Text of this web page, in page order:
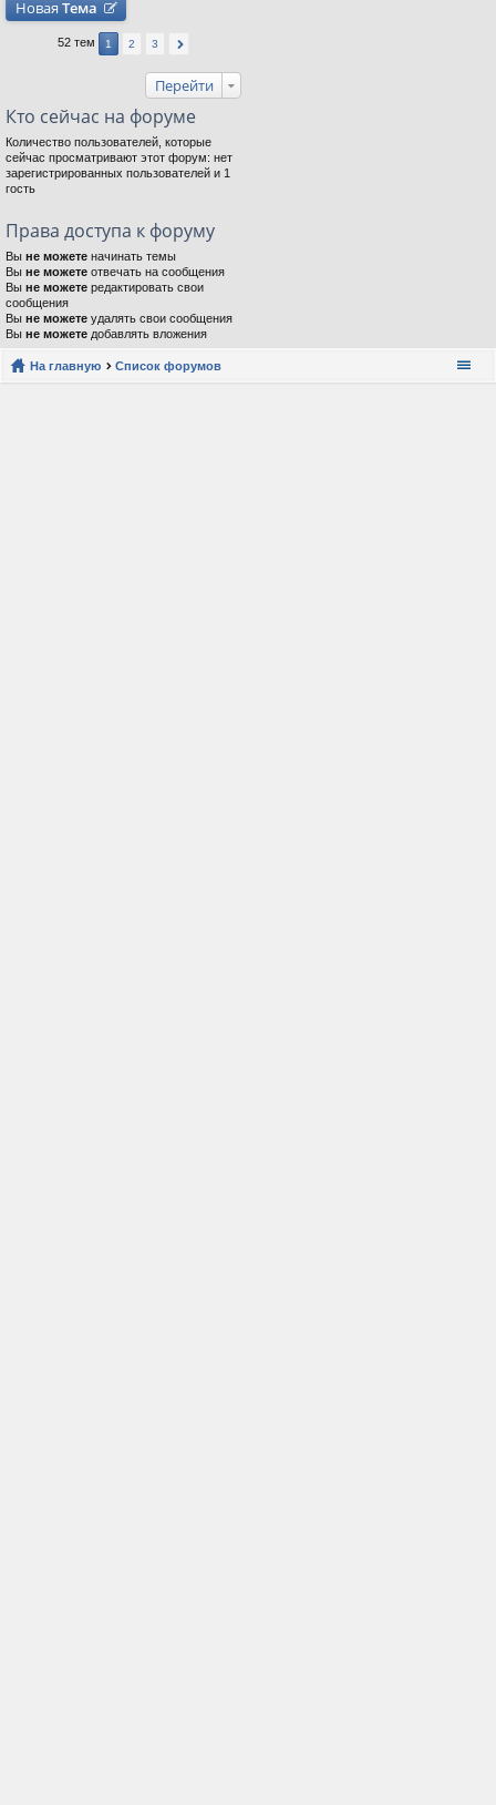
Новая Тема
52 тем 1 2 3
Перейти
Кто сейчас на форуме
Количество пользователей, которые
сейчас просматривают этот форум: нет
зарегистрированных пользователей и 1
гость
Права доступа к форуму
Вы не можете начинать темы
Вы не можете отвечать на сообщения
Вы не можете редактировать свои
сообщения
Вы не можете удалять свои сообщения
Вы не можете добавлять вложения
На главную Список форумов